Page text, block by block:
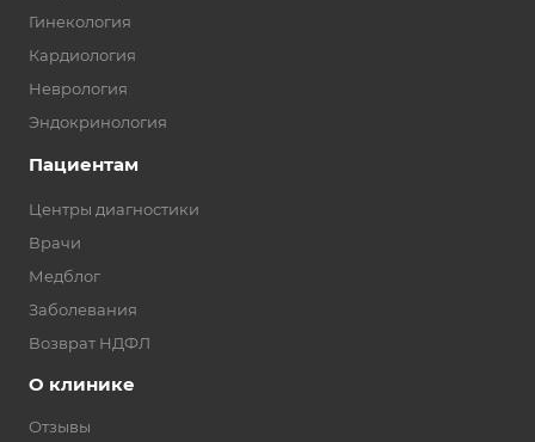
Гинекология
Кардиология
Неврология
Эндокринология
Пациентам
Центры диагностики
Врачи
Медблог
Заболевания
Возврат НДФЛ
О клинике
Отзывы